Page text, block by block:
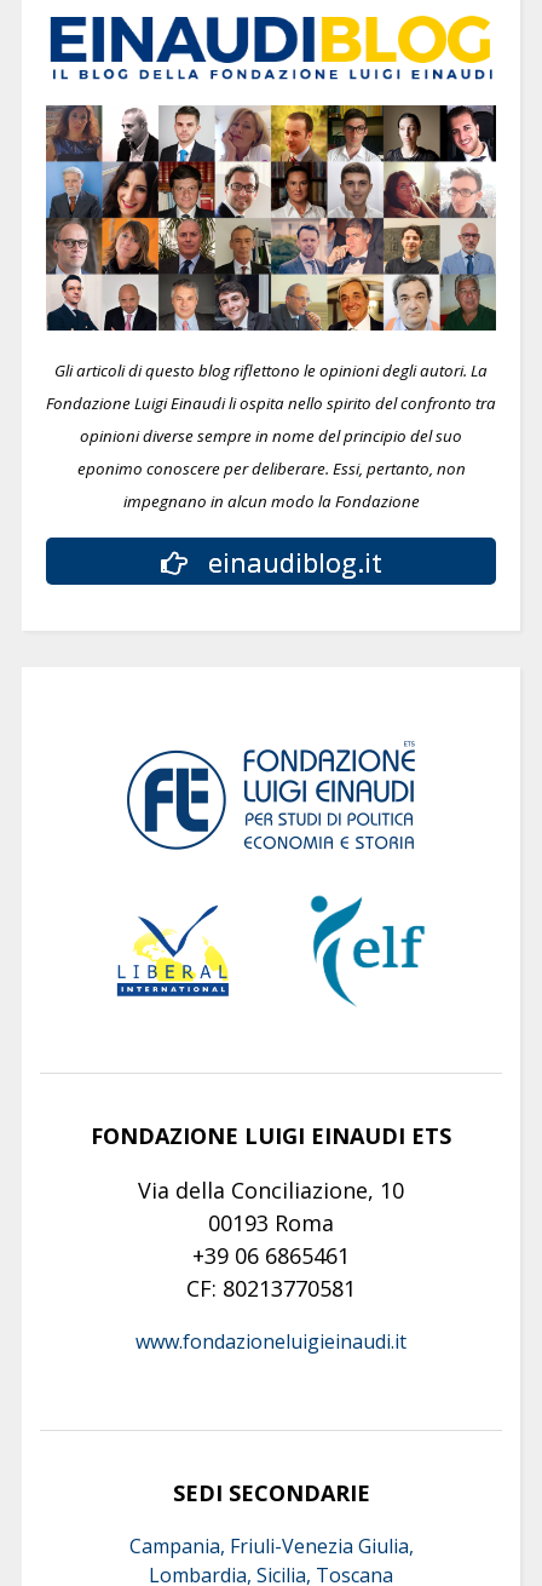
Gli articoli di questo blog riflettono le opinioni degli autori. La
Fondazione Luigi Einaudi li ospita nello spirito del confronto tra
opinioni diverse sempre in nome del principio del suo
eponimo conoscere per deliberare. Essi, pertanto, non
impegnano in alcun modo la Fondazione
einaudiblog.it
FONDAZIONE LUIGI EINAUDI ETS
Via della Conciliazione, 10
00193 Roma
+39 06 6865461
CF: 80213770581
www.fondazioneluigieinaudi.it
SEDI SECONDARIE
Campania, Friuli-Venezia Giulia,
Lombardia, Sicilia, Toscana